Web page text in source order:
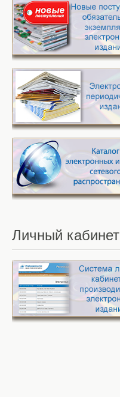
Личный кабинет